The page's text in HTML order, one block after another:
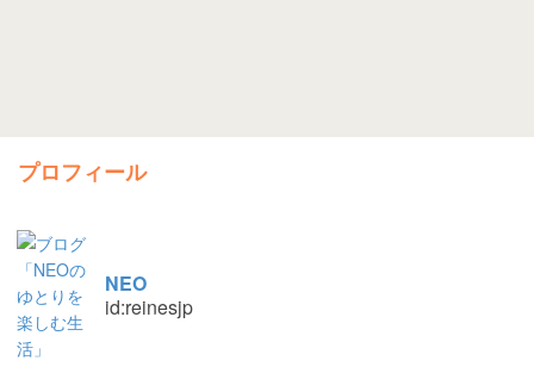
プロフィール
NEO
id:reinesjp